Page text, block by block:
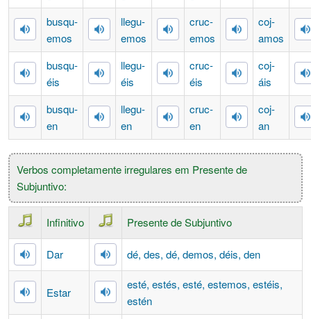
busqu-
emos
llegu-
emos
cruc-
emos
coj-
amos
busqu-
éis
llegu-
éis
cruc-
éis
coj-
áis
busqu-
en
llegu-
en
cruc-
en
coj-
an
Verbos completamente irregulares em Presente de
Subjuntivo:
Infinitivo Presente de Subjuntivo
Dar dé, des, dé, demos, déis, den
Estar
esté, estés, esté, estemos, estéis,
estén